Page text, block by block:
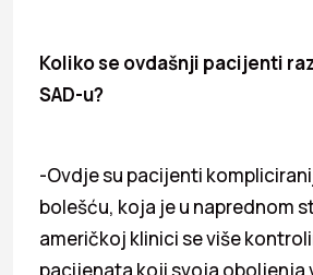
Koliko se ovdašnji pacijenti
SAD-u?
-Ovdje su pacijenti
bolešću, koja je u naprednom
američkoj klinici se više
pacijenata koji svoja oboljenja